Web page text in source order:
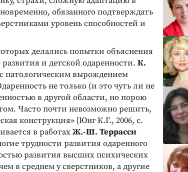
обязанного подтверждать
уровень способностей и
делались попытки объяснения
и детской одаренности. К.
патологическим вырождением
не только (и это чуть ли не
в другой области, но порою
Часто почти невозможно решить,
конструкция» [Юнг К.Г., 2006, с.
в работахЖ.-Ш. Террасси
трудности развития одаренного
развития высших психических
в среднем у сверстников, а другие